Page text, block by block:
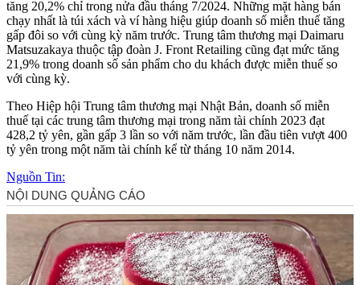
tăng 20,2% chỉ trong nửa đầu tháng 7/2024. Những mặt hàng bán
chạy nhất là túi xách và ví hàng hiệu giúp doanh số miễn thuế tăng
gấp đôi so với cùng kỳ năm trước. Trung tâm thương mại Daimaru
Matsuzakaya thuộc tập đoàn J. Front Retailing cũng đạt mức tăng
21,9% trong doanh số sản phẩm cho du khách được miễn thuế so
với cùng kỳ.
Theo Hiệp hội Trung tâm thương mại Nhật Bản, doanh số miễn
thuế tại các trung tâm thương mại trong năm tài chính 2023 đạt
428,2 tỷ yên, gần gấp 3 lần so với năm trước, lần đầu tiên vượt 400
tỷ yên trong một năm tài chính kể từ tháng 10 năm 2014.
Nguồn Tin: